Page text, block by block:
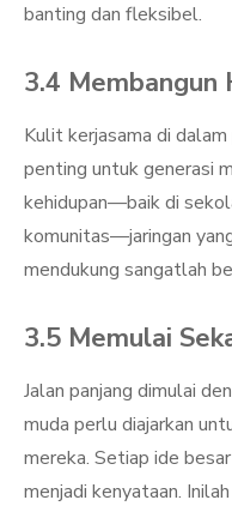
banting dan fleksibel.
3.4 Membangun
Kulit kerjasama di
penting untuk generasi
kehidupan—baik di
komunitas—jaringan
mendukung sangatlah
3.5 Memulai
Jalan panjang dimulai
muda perlu diajarkan
mereka. Setiap ide
menjadi kenyataan.